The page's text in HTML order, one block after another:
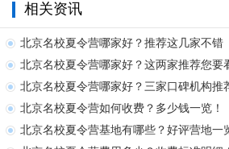
相关资讯
北京名校夏令营哪家好？推荐这几家不错
北京名校夏令营哪家好？这两家推荐您要
北京名校夏令营哪家好？三家口碑机构推
北京名校夏令营如何收费？多少钱一览！
北京名校夏令营基地有哪些？好评营地一